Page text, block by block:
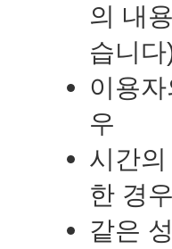
의 내
습니다
이용
우
시간
한 경우
같은